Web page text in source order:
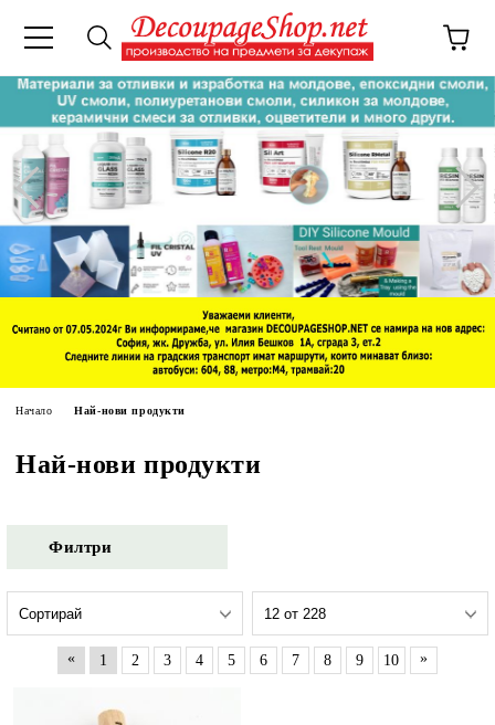
Начало Най-нови продукти
Най-нови продукти
Филтри
« 1 2 3 4 5 6 7 8 9 10 »